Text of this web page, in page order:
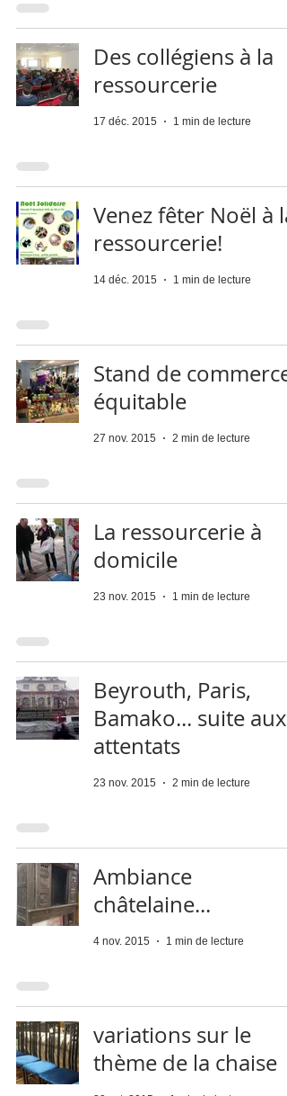
Des collégiens à la
ressourcerie
17 déc. 2015 1 min de lecture
Venez fêter Noël à la
ressourcerie!
14 déc. 2015 1 min de lecture
Stand de commerce
équitable
27 nov. 2015 2 min de lecture
La ressourcerie à
domicile
23 nov. 2015 1 min de lecture
Beyrouth, Paris,
Bamako... suite aux
attentats
23 nov. 2015 2 min de lecture
Ambiance
châtelaine...
4 nov. 2015 1 min de lecture
variations sur le
thème de la chaise